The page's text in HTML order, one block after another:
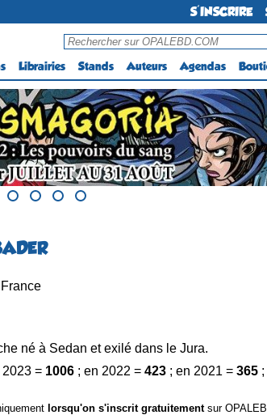
S'INSCRIRE
Librairies Stands Auteurs Agendas
né à Sedan et exilé dans le Jura.
2023 = 1006 ; en 2022 = 423 ; en 2021 = 365
lorsqu'on s'inscrit gratuitementsur